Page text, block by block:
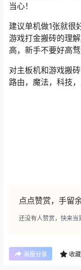
当心！
建议单机做1张就很
游戏打金搬砖的理
高，新手不要好高骛
对主板机和游戏搬
路由，魔法，科技
点点赞赏，手留
还没有人赞赏，快来当
海报分享 收藏